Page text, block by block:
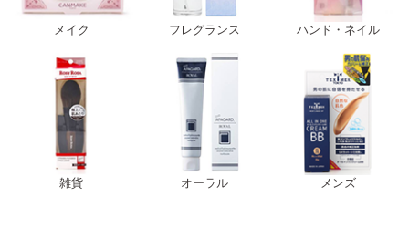
メイク フレグランス ハンド・ネイル
雑貨 オーラル メンズ